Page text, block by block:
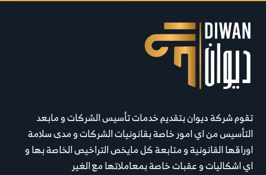
تقوم شركة ديوان بتقديم خدمات تأسيس الشركات و مابعد
التأسيس من اي امور خاصة بقانونيات الشركات و مدى سلامة
اوراقها القانونية و متابعة كل مايخص التراخيص الخاصة بها و
اي اشكاليات و عقبات خاصة بمعاملاتها مع الغير